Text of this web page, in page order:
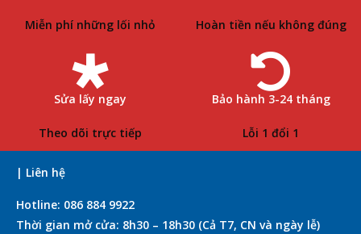
Miễn phí những lối nhỏ Hoàn tiền nếu không đúng
Sửa lấy ngay
Theo dõi trực tiếp
Bảo hành 3-24 tháng
Lỗi 1 đổi 1
| Liên hệ
Hotline: 086 884 9922
Thời gian mở cửa: 8h30 – 18h30 (Cả T7, CN và ngày lễ)